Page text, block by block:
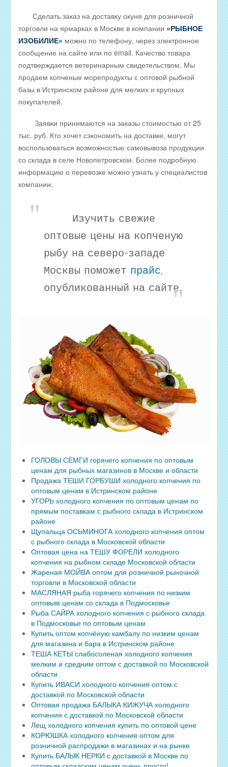
Оптовые цены на ОХЛАЖДЕННУЮ РЫБУ
Оптовые цены на ВЯЛЕНУЮ РЫБУ
Оптовые цены на ФИЛЕ ИЗ РЫБЫ
Оптовые цены на СОЛЕНУЮ РЫБУ
Оптовые цены на КОПЧЁНУЮ РЫБУ
Скачать все прайсы в одном архиве
МЯСНАЯ ПРОДУКЦИЯ
ОБРАТНАЯ СВЯЗЬ
ИНТЕРНЕТ-МАГАЗИН
Сделать заказ на доставку окуня для розничной
торговли на ярмарках в Москве в компании «РЫБНОЕ
ИЗОБИЛИЕ» можно по телефону, через электронное
сообщение на сайте или по email. Качество товара
подтверждается ветеринарным свидетельством. Мы
продаем копченые морепродукты с оптовой рыбной
базы в Истринском районе для мелких и крупных
покупателей.
Заявки принимаются на заказы стоимостью от 25
тыс. руб. Кто хочет сэкономить на доставке, могут
воспользоваться возможностью самовывоза продукции
со склада в селе Новопетровском. Более подробную
информацию о перевозке можно узнать у специалистов
компании.
Изучить свежие
оптовые цены на копченую
рыбу на северо-западе
Москвы поможет прайс,
опубликованный на сайте.
ГОЛОВЫ СЁМГИ горячего копчения по оптовым
ценам для рыбных магазинов в Москве и области
Продажа ТЕШИ ГОРБУШИ холодного копчения по
оптовым ценам в Истринском районе
УГОРЬ холодного копчения по оптовым ценам по
прямым поставкам с рыбного склада в Истринском
районе
Щупальца ОСЬМИНОГА холодного копчения оптом
с рыбного склада в Московской области
Оптовая цена на ТЕШУ ФОРЕЛИ холодного
копчения на рыбном складе Московской области
Жареная МОЙВА оптом для розничной рыночной
торговли в Московской области
МАСЛЯНАЯ рыба горячего копчения по низким
оптовым ценам со склада в Подмосковье
Рыба САЙРА холодного копчения с рыбного склада
в Подмосковье по оптовым ценам
Купить оптом копчёную камбалу по низким ценам
для магазина и бара в Истринском районе
ТЕША КЕТЫ слабосоленая холодного копчения
мелким и средним оптом с доставкой по Московской
области
Купить ИВАСИ холодного копчения оптом с
доставкой по Московской области
Оптовая продажа БАЛЫКА КИЖУЧА холодного
копчения с доставкой по Московской области
Лещ холодного копчения купить по оптовой цене
КОРЮШКА холодного копчения оптом для
розничной распродажи в магазинах и на рынке
Купить БАЛЫК НЕРКИ с доставкой в Москве по